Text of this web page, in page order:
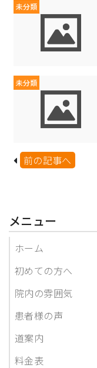
未分類
未分類
前の記事へ
メニュー
ホーム
初めての方へ
院内の雰囲気
患者様の声
道案内
料金表